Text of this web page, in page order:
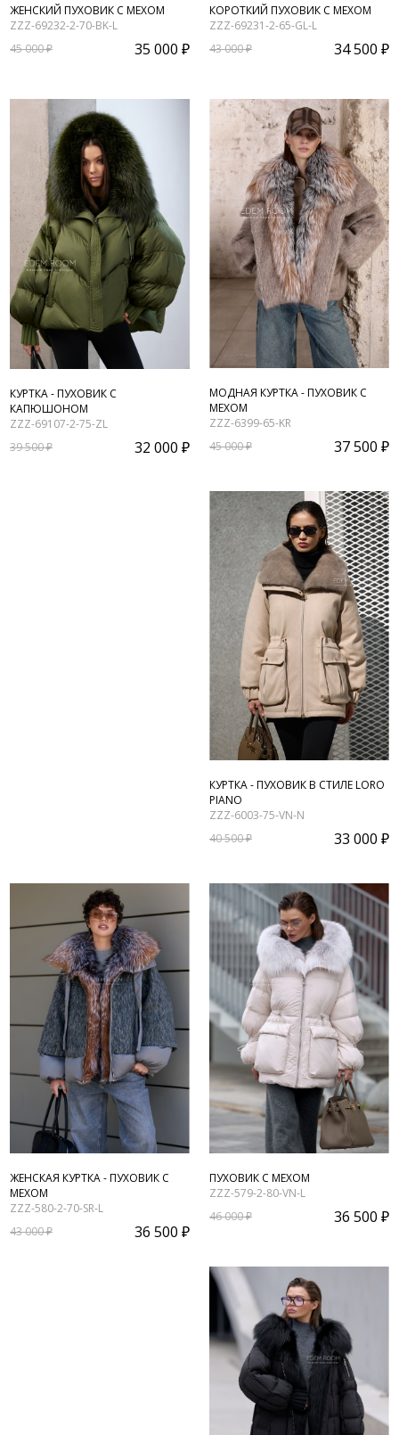
ЖЕНСКИЙ ПУХОВИК С МЕХОМ
ZZZ-69232-2-70-BK-L
45 000 ₽
35 000 ₽
КОРОТКИЙ ПУХОВИК С МЕХОМ
ZZZ-69231-2-65-GL-L
43 000 ₽
34 500 ₽
КУРТКА - ПУХОВИК С
КАПЮШОНОМ
ZZZ-69107-2-75-ZL
39 500 ₽
32 000 ₽
МОДНАЯ КУРТКА - ПУХОВИК С
МЕХОМ
ZZZ-6399-65-KR
45 000 ₽
37 500 ₽
КУРТКА - ПУХОВИК В СТИЛЕ LORO
PIANO
ZZZ-6003-75-VN-N
40 500 ₽
33 000 ₽
ЖЕНСКАЯ КУРТКА - ПУХОВИК С
МЕХОМ
ZZZ-580-2-70-SR-L
43 000 ₽
36 500 ₽
ПУХОВИК С МЕХОМ
ZZZ-579-2-80-VN-L
46 000 ₽
36 500 ₽